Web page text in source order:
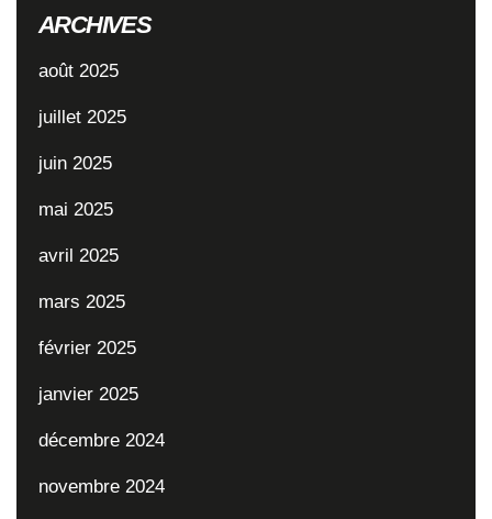
ARCHIVES
août 2025
juillet 2025
juin 2025
mai 2025
avril 2025
mars 2025
février 2025
janvier 2025
décembre 2024
novembre 2024